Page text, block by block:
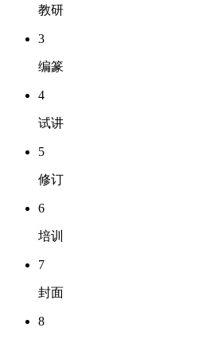
教研
3
编篆
4
试讲
5
修订
6
培训
7
封面
8